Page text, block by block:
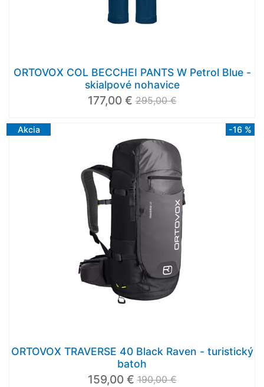
ORTOVOX COL BECCHEI PANTS W Petrol Blue -
skialpové nohavice
177,00 € 295,00 €
Akcia -16 %
ORTOVOX TRAVERSE 40 Black Raven - turistický
batoh
159,00 € 190,00 €